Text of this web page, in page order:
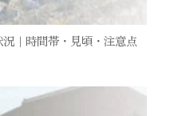
況｜時間帯・見頃・注意点